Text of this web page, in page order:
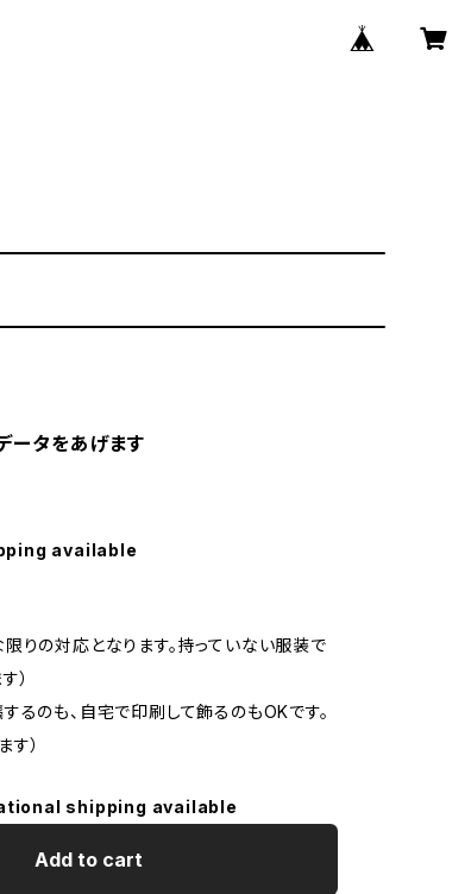
ータをあげます
available
りの対応となります。持っていない服装で
）
るのも、自宅で印刷して飾るのもOKです。
す）
shipping available
Add to cart